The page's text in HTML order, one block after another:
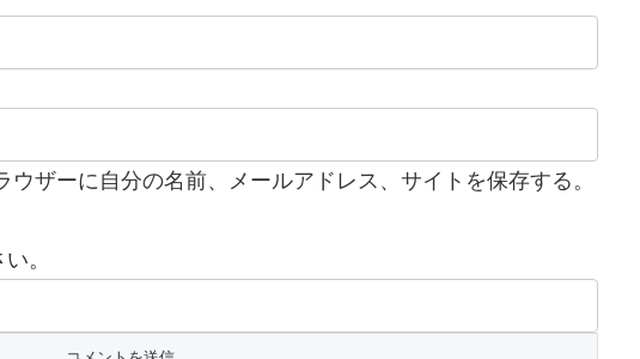
ザーに自分の名前、メールアドレス、サイトを保存する。
。